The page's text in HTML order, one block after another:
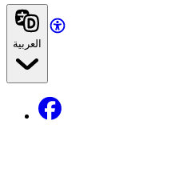
العربية
Facebook